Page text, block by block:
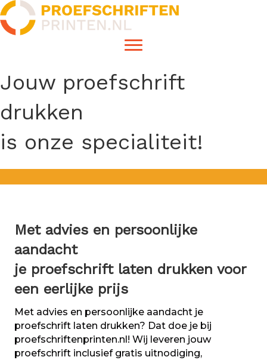
Jouw proefschrift
drukken
is onze specialiteit!
Met advies en persoonlijke
aandacht
je proefschrift laten drukken voor
een eerlijke prijs
Met advies en persoonlijke aandacht je
proefschrift laten drukken? Dat doe je bij
proefschriftenprinten.nl! Wij leveren jouw
proefschrift inclusief gratis uitnodiging,